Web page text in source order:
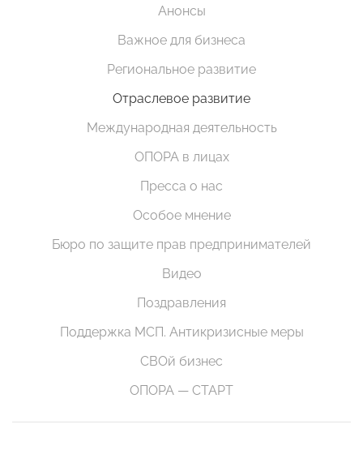
Анонсы
Важное для бизнеса
Региональное развитие
Отраслевое развитие
Международная деятельность
ОПОРА в лицах
Пресса о нас
Особое мнение
Бюро по защите прав предпринимателей
Видео
Поздравления
Поддержка МСП. Антикризисные меры
СВОй бизнес
ОПОРА — СТАРТ